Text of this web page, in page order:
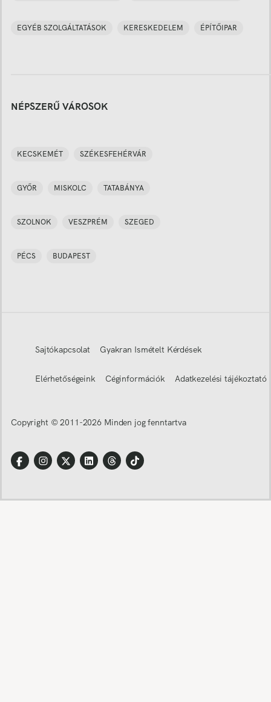
EGYÉB SZOLGÁLTATÁSOK KERESKEDELEM ÉPÍTŐIPAR
NÉPSZERŰ VÁROSOK
KECSKEMÉT SZÉKESFEHÉRVÁR
GYŐR MISKOLC TATABÁNYA
SZOLNOK VESZPRÉM SZEGED
PÉCS BUDAPEST
Sajtókapcsolat Gyakran Ismételt Kérdések
Elérhetőségeink Céginformációk Adatkezelési tájékoztató
Copyright © 2011-2026 Minden jog fenntartva